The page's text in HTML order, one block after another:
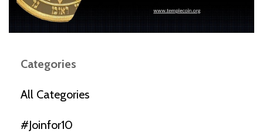
Categories
All Categories
#joinfor10